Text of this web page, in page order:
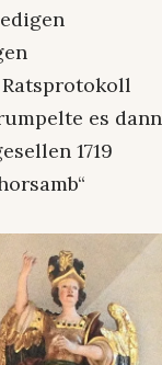
es dann
1719